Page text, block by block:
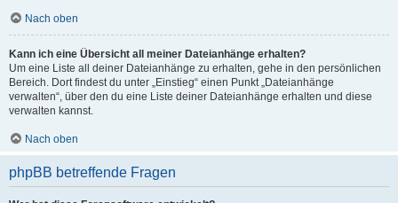
Nach oben
Kann ich eine Übersicht all meiner Dateianhänge erhalten?
Um eine Liste all deiner Dateianhänge zu erhalten, gehe in den persönlichen
Bereich. Dort findest du unter „Einstieg“ einen Punkt „Dateianhänge
verwalten“, über den du eine Liste deiner Dateianhänge erhalten und diese
verwalten kannst.
Nach oben
phpBB betreffende Fragen